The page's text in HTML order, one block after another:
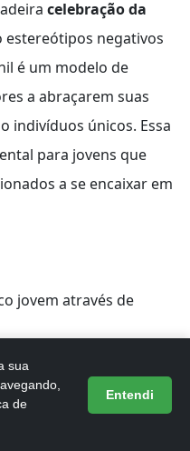
celebração da
estereótipos negativos
é um modelo de
a abraçarem suas
indivíduos únicos. Essa
para jovens que
a se encaixar em
jovem através de
tornam a leitura leve
a aceitação
sua
de
Entendi